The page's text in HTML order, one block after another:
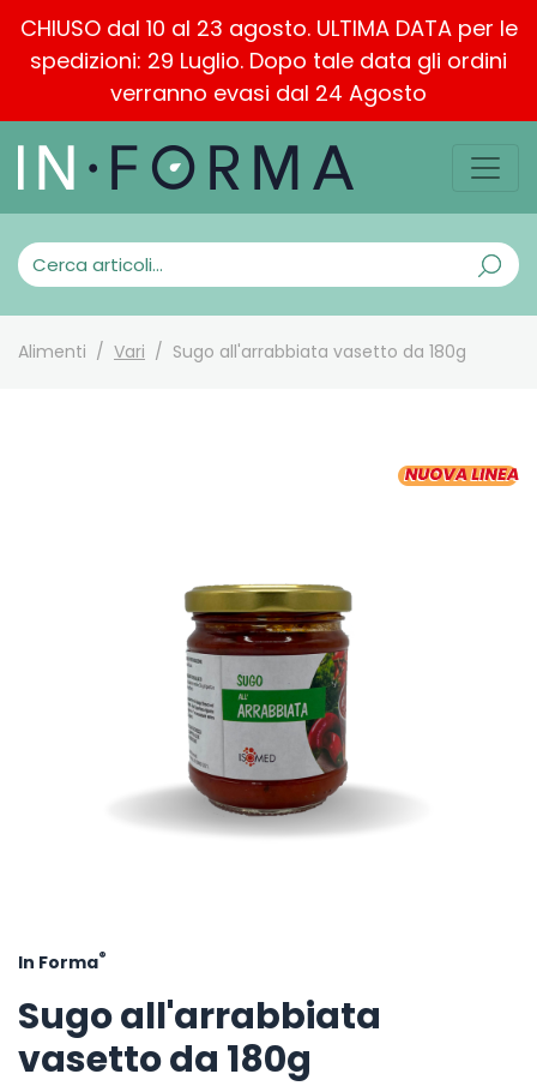
CHIUSO dal 10 al 23 agosto. ULTIMA DATA per le
spedizioni: 29 Luglio. Dopo tale data gli ordini
verranno evasi dal 24 Agosto
Alimenti Vari Sugo all'arrabbiata vasetto da 180g
In Forma®
Sugo all'arrabbiata
vasetto da 180g